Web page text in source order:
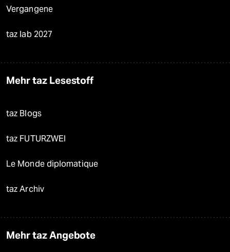
Vergangene
taz lab 2027
Mehr taz Lesestoff
taz Blogs
taz FUTURZWEI
Le Monde diplomatique
taz Archiv
Mehr taz Angebote